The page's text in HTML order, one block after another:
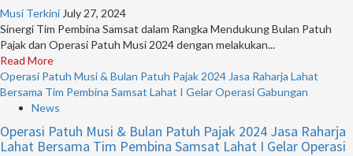
Musi Terkini July 27, 2024
Sinergi Tim Pembina Samsat dalam Rangka Mendukung Bulan Patuh
Pajak dan Operasi Patuh Musi 2024 dengan melakukan...
Read More
Operasi Patuh Musi & Bulan Patuh Pajak 2024 Jasa Raharja Lahat
Bersama Tim Pembina Samsat Lahat I Gelar Operasi Gabungan
News
Operasi Patuh Musi & Bulan Patuh Pajak 2024 Jasa Raharja
Lahat Bersama Tim Pembina Samsat Lahat I Gelar Operasi